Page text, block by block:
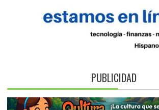
PUBLICIDAD